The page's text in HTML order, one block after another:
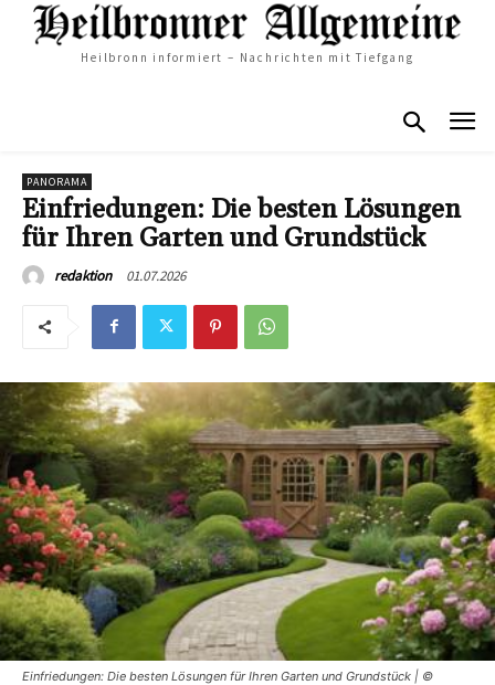
Heilbronn informiert – Nachrichten mit Tiefgang
PANORAMA
Einfriedungen: Die besten Lösungen
für Ihren Garten und Grundstück
redaktion 01.07.2026
Einfriedungen: Die besten Lösungen für Ihren Garten und Grundstück | ©